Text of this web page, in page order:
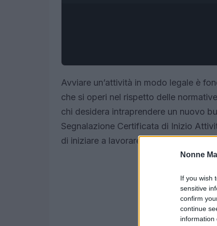
Nonne
If you wish
sensitive
confirm
continue
information
Avviare un’attività in modo legale è
che si operi nel rispetto delle
chi desidera intraprendere un nuovo
Segnalazione Certificata di Inizio
di iniziare a lavorare immediatamente,